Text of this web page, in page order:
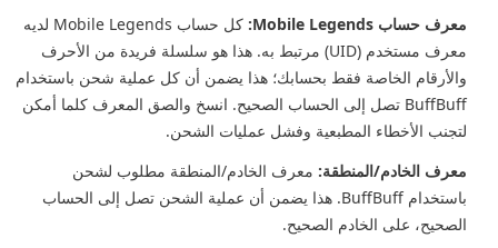
معرف حساب Mobile Legends:
كل حساب Mobile Legends لديه
معرف مستخدم (UID) مرتبط به. هذا هو سلسلة فريدة من الأحرف
والأرقام الخاصة فقط بحسابك؛ هذا يضمن أن كل عملية شحن باستخدام
BuffBuff تصل إلى الحساب الصحيح. انسخ والصق المعرف كلما أمكن
لتجنب الأخطاء المطبعية وفشل عمليات الشحن.
معرف الخادم/المنطقة: معرف الخادم/المنطقة مطلوب لشحن
باستخدام BuffBuff. هذا يضمن أن عملية الشحن تصل إلى الحساب
الصحيح، على الخادم الصحيح.